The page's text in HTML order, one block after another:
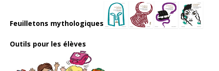
Feuilletons mythologiques
Outils pour les élèves